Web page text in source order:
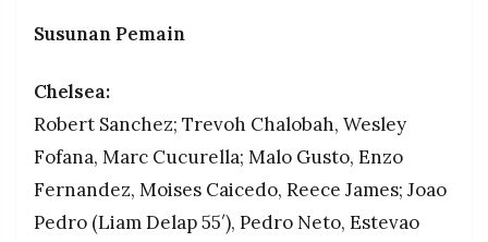
Susunan Pemain
Chelsea:
Robert Sanchez; Trevoh Chalobah, Wesley
Fofana, Marc Cucurella; Malo Gusto, Enzo
Fernandez, Moises Caicedo, Reece James; Joao
Pedro (Liam Delap 55′), Pedro Neto, Estevao